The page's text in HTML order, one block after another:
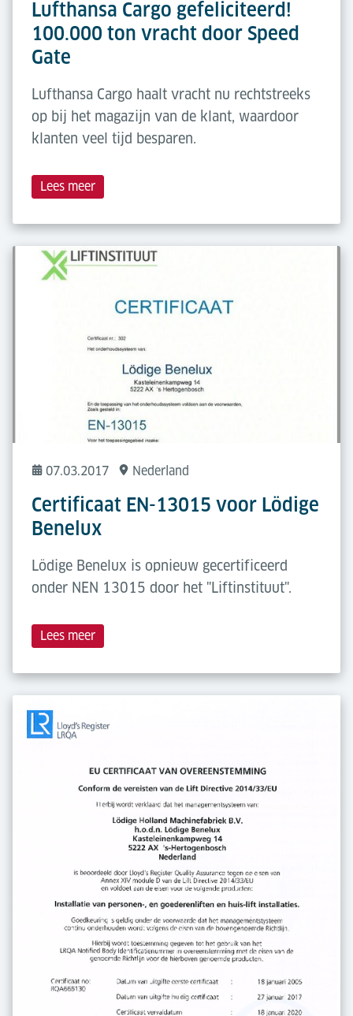
Lufthansa Cargo gefeliciteerd!
100.000 ton vracht door Speed
Gate
Lufthansa Cargo haalt vracht nu rechtstreeks
op bij het magazijn van de klant, waardoor
klanten veel tijd besparen.
Lees meer
07.03.2017 Nederland
Certificaat EN-13015 voor Lödige
Benelux
Lödige Benelux is opnieuw gecertificeerd
onder NEN 13015 door het "Liftinstituut".
Lees meer